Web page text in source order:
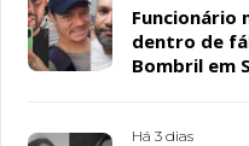
Funcionário
dentro de
Bombril em
Há 3 dias